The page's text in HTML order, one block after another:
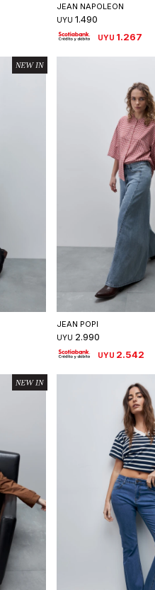
JEAN NAPOLEON
UYU 1.490
UYU 1.267
Seleccionar
JEAN POPI
UYU 2.990
UYU 2.542